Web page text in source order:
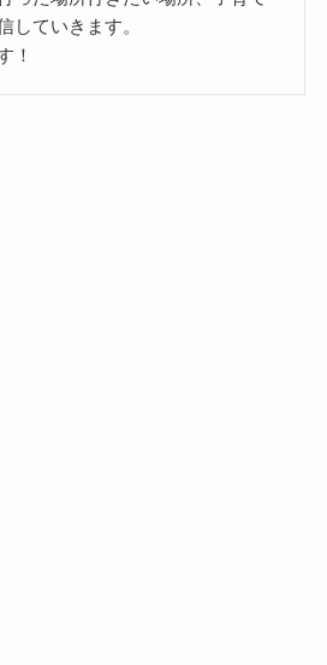
していきます。
！